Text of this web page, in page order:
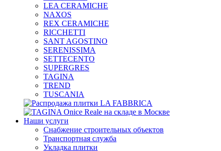
LEA CERAMICHE
NAXOS
REX CERAMICHE
RICCHETTI
SANT AGOSTINO
SERENISSIMA
SETTECENTO
SUPERGRES
TAGINA
TREND
TUSCANIA
Наши услуги
Снабжение строительных объектов
Транспортная служба
Укладка плитки